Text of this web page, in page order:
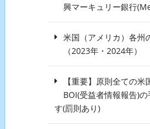
興マーキュリー銀行
米国（アメリカ）各州
（2023年・2024年）
【重要】原則全ての米
BOI(受益者情報報告)
す(罰則あり)